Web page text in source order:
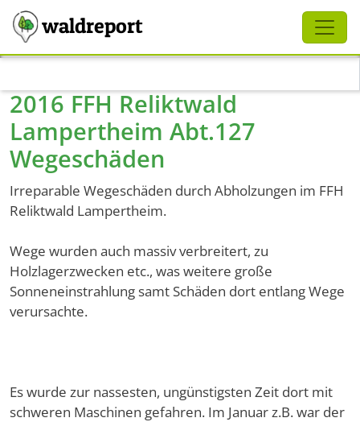
waldreport
2016 FFH Reliktwald
Lampertheim Abt.127
Wegeschäden
Irreparable Wegeschäden durch Abholzungen im FFH
Reliktwald Lampertheim.
Wege wurden auch massiv verbreitert, zu
Holzlagerzwecken etc., was weitere große
Sonneneinstrahlung samt Schäden dort entlang Wege
verursachte.
Es wurde zur nassesten, ungünstigsten Zeit dort mit
schweren Maschinen gefahren. Im Januar z.B. war der
Schliessen